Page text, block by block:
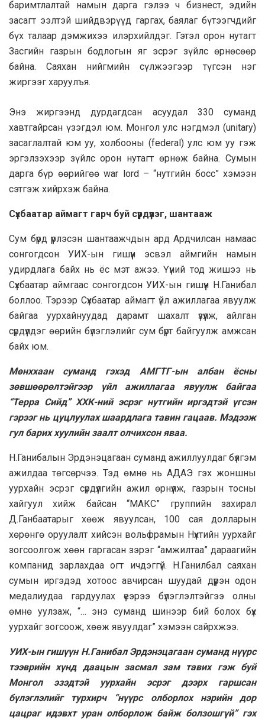
баримтлалтай намын дарга гэлээ ч бизнест, эдийн
засагт ээлтэй шийдвэрүүд гаргах, баялаг бүтээгчдийг
бүх талаар дэмжихээ илэрхийлдэг. Гэтэл орон нутагт
Засгийн газрын бодлогын яг эсрэг зүйлс өрнөсөөр
байна. Саяхан нийгмийн сүлжээгээр түгсэн нэг
жиргээг харуулъя.
Энэ жиргээнд дурдагдсан асуудал 330 суманд
хавтгайрсан үзэгдэл юм. Монгол улс нэгдмэл (unitary)
засаглалтай юм уу, холбооны (federal) улс юм уу гэж
эргэлзэхээр зүйлс орон нутагт өрнөж байна. Сумын
дарга бүр өөрийгөө war lord – “нутгийн босс” хэмээн
сэтгэж хийрхэж байна.
Сүхбаатар аймагт гарч буй сүрдүүлэг, шантааж
Сум бүрд үүрлэсэн шантаажчдын ард Ардчилсан намаас
сонгогдсон УИХ-ын гишүүн эсвэл аймгийн намын
удирдлага байх нь ёс мэт ажээ. Үүний тод жишээ нь
Сүхбаатар аймгаас сонгогдсон УИХ-ын гишүүн Н.Ганибал
боллоо. Тэрээр Сүхбаатар аймагт үйл ажиллагаа явуулж
байгаа уурхайнуудад дарамт шахалт үзүүлж, айлган
сүрдүүлдэг өөрийн бүлэглэлийг сум бүрт байгуулж амжсан
байх юм.
Мөнххаан суманд гэхэд АМГТГ-ын албан ёсны
зөвшөөрөлтэйгээр үйл ажиллагаа явуулж байгаа
“Терра Сийд” ХХК-ний эсрэг нутгийн иргэдтэй үгсэн
гэрээг нь цуцлуулах шаардлага тавин гацаав. Мэдээж
гул барих хуулийн заалт олчихсон яваа.
Н.Ганибалын Эрдэнэцагаан суманд ажиллуулдаг бүлгэм
ажилдаа төгсөрчээ. Тэд өмнө нь АДАЭ гэх жоншны
уурхайн эсрэг сүрдүүлгийн ажил өрнүүлж, газрын тосны
хайгуул хийж байсан “МАКС” группийн захирал
Д.Ганбаатарыг хөөж явуулсан, 100 сая долларын
хөрөнгө оруулалт хийсэн вольфрамын Нүхтийн уурхайг
зогсоолгож хөөн гаргасан зэрэг “амжилтаа” дараагийн
компанид зарлахдаа огт ичдэггүй. Н.Ганилбал саяхан
сумын иргэдэд хотоос авчирсан шуудай дүүрэн одон
медалиудаа гардуулах үеэрээ бүлэглэлтэйгээ олны
өмнө уулзаж, “… энэ суманд шинээр бий болох бүх
уурхайг зогсоож, хөөж явуулдаг” хэмээн сайрхжээ.
УИХ-ын гишүүн Н.Ганибал Эрдэнэцагаан суманд нүүрс
тээврийн хүнд даацын засмал зам тавих гэж буй
Монгол эзэдтэй уурхайн эсрэг дээрх гаршсан
бүлэглэлийг турхирч “нүүрс олборлох нэрийн дор
цацраг идэвхт уран олборлож байж болзошгүй” гэх